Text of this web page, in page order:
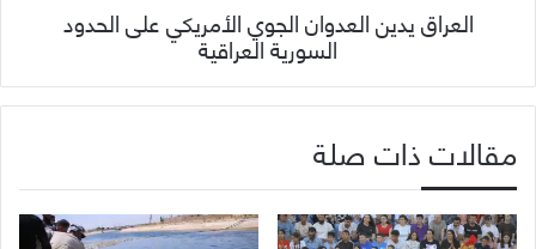
العراق يدين العدوان الجوي الأمريكي على الحدود
السورية العراقية
مقالات ذات صلة